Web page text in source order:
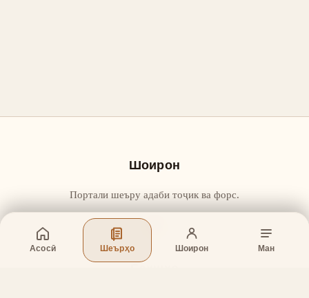
Асосӣ Шеърҳо Шоирон Ман
Шоирон
Портали шеъру адаби тоҷик ва форс.